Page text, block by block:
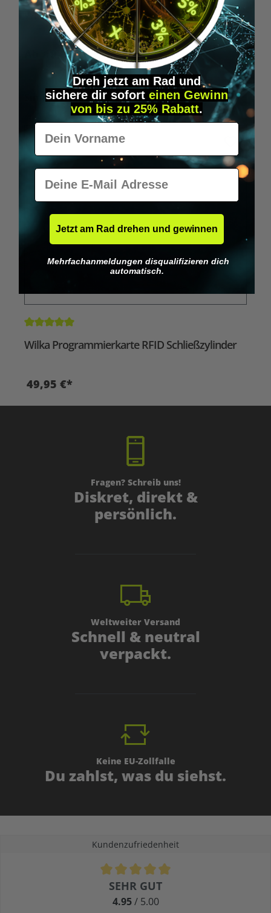
Wilka RFID KeyFobs
19,95 €*
Produktgalerie überspringen
Similar Items
Durchschnittliche Bewertung von 5 von 5 Sternen
Wilka Programmierkarte RFID Schließzylinder
49,95 €*
Fragen? Schreib uns!
Diskret, direkt &
persönlich.
Weltweiter Versand
Schnell & neutral
verpackt.
Keine EU-Zollfalle
Du zahlst, was du siehst.
Kundenzufriedenheit
Durchschnittliche Bewertung von 4.9 von 5 Sternen
SEHR GUT
4.95/ 5.00
Dreh jetzt am Rad und
sichere dir sofort einen Gewinn
von bis zu 25% Rabatt.
Vorname
E-Mail
Jetzt am Rad drehen und gewinnen
Mehrfachanmeldungen disqualifizieren dich
automatisch.